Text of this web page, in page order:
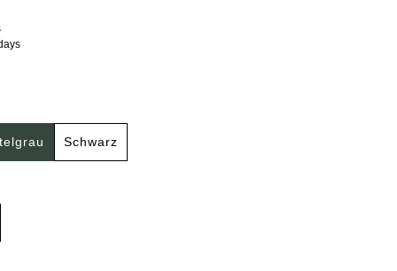
Schwarz